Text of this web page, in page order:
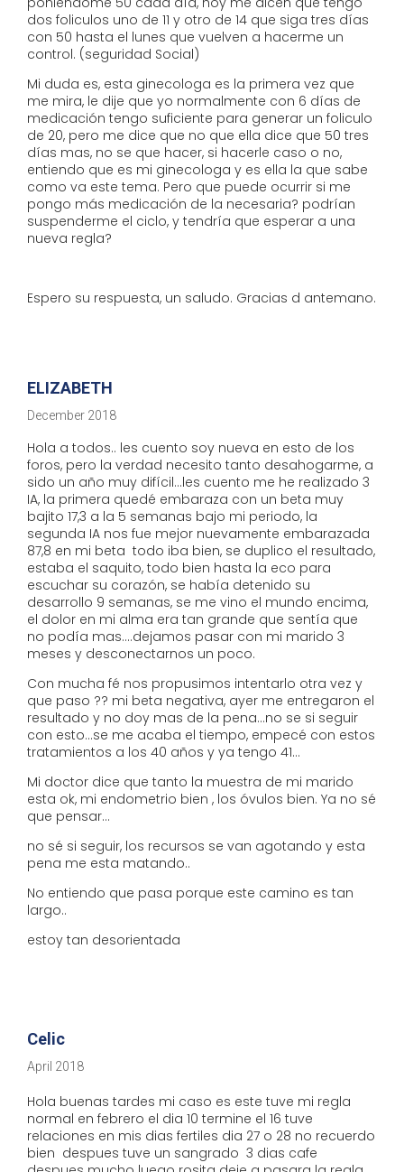
dos foliculos uno de 11 y otro de 14 que siga tres días
con 50 hasta el lunes que vuelven a hacerme un
control. (seguridad Social)
Mi duda es, esta ginecologa es la primera vez que
me mira, le dije que yo normalmente con 6 días de
medicación tengo suficiente para generar un foliculo
de 20, pero me dice que no que ella dice que 50 tres
días mas, no se que hacer, si hacerle caso o no,
entiendo que es mi ginecologa y es ella la que sabe
como va este tema. Pero que puede ocurrir si me
pongo más medicación de la necesaria? podrían
suspenderme el ciclo, y tendría que esperar a una
nueva regla?
Espero su respuesta, un saludo. Gracias d antemano.
ELIZABETH
December 2018
Hola a todos.. les cuento soy nueva en esto de los
foros, pero la verdad necesito tanto desahogarme, a
sido un año muy difícil...les cuento me he realizado 3
IA, la primera quedé embaraza con un beta muy
bajito 17,3 a la 5 semanas bajo mi periodo, la
segunda IA nos fue mejor nuevamente embarazada
87,8 en mi beta todo iba bien, se duplico el resultado,
estaba el saquito, todo bien hasta la eco para
escuchar su corazón, se había detenido su
desarrollo 9 semanas, se me vino el mundo encima,
el dolor en mi alma era tan grande que sentía que
no podía mas....dejamos pasar con mi marido 3
meses y desconectarnos un poco.
Con mucha fé nos propusimos intentarlo otra vez y
que paso ?? mi beta negativa, ayer me entregaron el
resultado y no doy mas de la pena...no se si seguir
con esto...se me acaba el tiempo, empecé con estos
tratamientos a los 40 años y ya tengo 41...
Mi doctor dice que tanto la muestra de mi marido
esta ok, mi endometrio bien , los óvulos bien. Ya no sé
que pensar...
no sé si seguir, los recursos se van agotando y esta
pena me esta matando..
No entiendo que pasa porque este camino es tan
largo..
estoy tan desorientada
Celic
April 2018
Hola buenas tardes mi caso es este tuve mi regla
normal en febrero el dia 10 termine el 16 tuve
relaciones en mis dias fertiles dia 27 o 28 no recuerdo
bien despues tuve un sangrado 3 dias cafe